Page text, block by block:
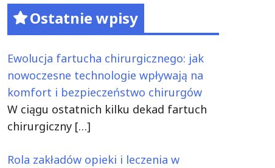
Ostatnie wpisy
Ewolucja fartucha chirurgicznego: jak
nowoczesne technologie wpływają na
komfort i bezpieczeństwo chirurgów
W ciągu ostatnich kilku dekad fartuch
chirurgiczny […]
Rola zakładów opieki i leczenia w